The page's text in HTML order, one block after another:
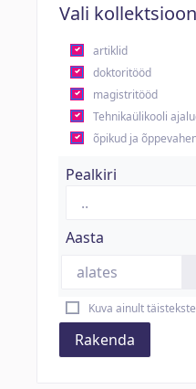
Vali kollektsioon
artiklid
doktoritööd
magistritööd
Tehnikaülikooli
õpikud ja
Pealkiri
Aasta
Kuva ainult täistekste
Rakenda